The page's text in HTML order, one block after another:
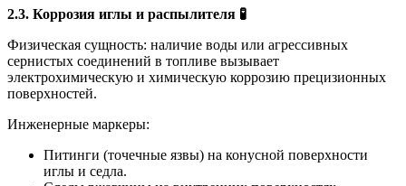
2.3. Коррозия иглы и распылителя 🧪
Физическая сущность: наличие воды или агрессивных
сернистых соединений в топливе вызывает
электрохимическую и химическую коррозию прецизионных
поверхностей.
Инженерные маркеры:
Питинги (точечные язвы) на конусной поверхности
иглы и седла.